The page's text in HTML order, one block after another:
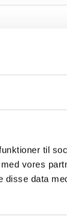
til
vores
data
Safir
10